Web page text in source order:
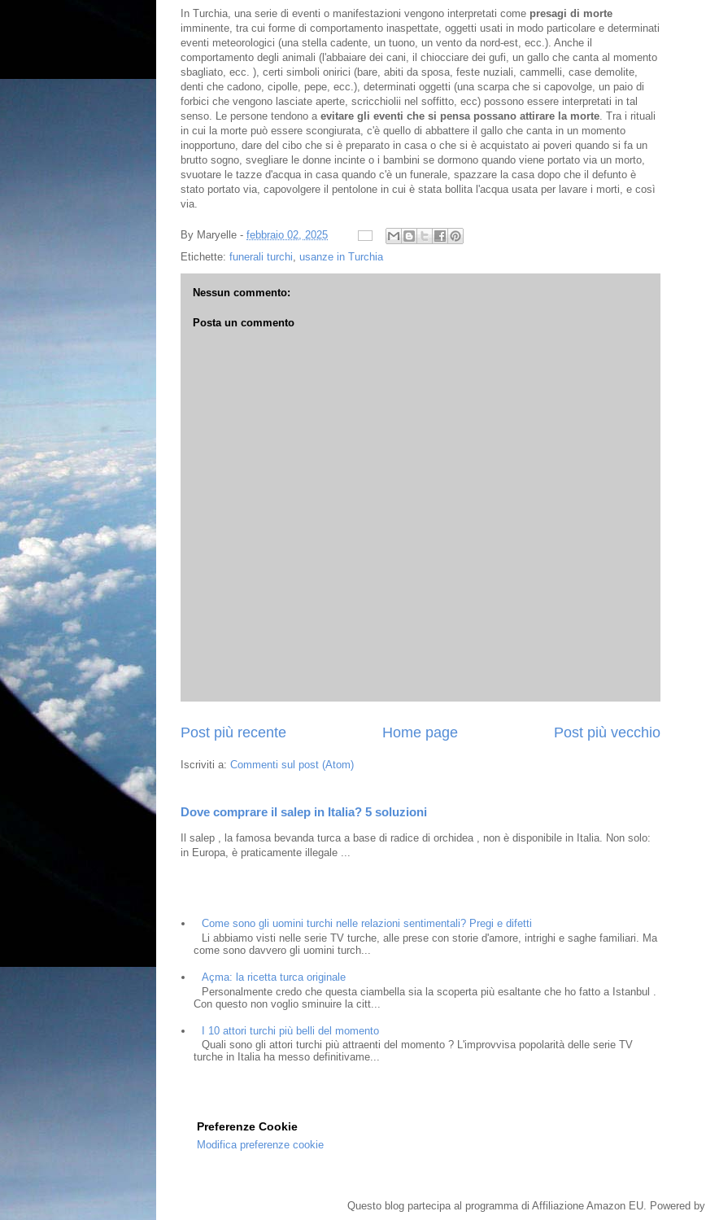
In Turchia, una serie di eventi o manifestazioni vengono interpretati come presagi di morte
imminente, tra cui forme di comportamento inaspettate, oggetti usati in modo particolare e determinati
eventi meteorologici (una stella cadente, un tuono, un vento da nord-est, ecc.). Anche il
comportamento degli animali (l'abbaiare dei cani, il chiocciare dei gufi, un gallo che canta al momento
sbagliato, ecc. ), certi simboli onirici (bare, abiti da sposa, feste nuziali, cammelli, case demolite,
denti che cadono, cipolle, pepe, ecc.), determinati oggetti (una scarpa che si capovolge, un paio di
forbici che vengono lasciate aperte, scricchiolii nel soffitto, ecc) possono essere interpretati in tal
senso. Le persone tendono aevitare gli eventi che si pensa possano attirare la morte. Tra i rituali
in cui la morte può essere scongiurata, c'è quello di abbattere il gallo che canta in un momento
inopportuno, dare del cibo che si è preparato in casa o che si è acquistato ai poveri quando si fa un
brutto sogno, svegliare le donne incinte o i bambini se dormono quando viene portato via un morto,
svuotare le tazze d'acqua in casa quando c'è un funerale, spazzare la casa dopo che il defunto è
stato portato via, capovolgere il pentolone in cui è stata bollita l'acqua usata per lavare i morti, e così
via.
By Maryelle - febbraio 02, 2025
Etichette: funerali turchi usanze in Turchia
Nessun commento:
Posta un commento
Post più recente Post più vecchio
Home page
Iscriviti a: Commenti sul post (Atom)
Dove comprare il salep in Italia? 5 soluzioni
Il salep , la famosa bevanda turca a base di radice di orchidea , non è disponibile in Italia. Non solo:
in Europa, è praticamente illegale ...
Come sono gli uomini turchi nelle relazioni sentimentali? Pregi e difetti
Li abbiamo visti nelle serie TV turche, alle prese con storie d'amore, intrighi e saghe familiari. Ma
come sono davvero gli uomini turch...
Açma: la ricetta turca originale
Personalmente credo che questa ciambella sia la scoperta più esaltante che ho fatto a Istanbul .
Con questo non voglio sminuire la citt...
I 10 attori turchi più belli del momento
Quali sono gli attori turchi più attraenti del momento ? L'improvvisa popolarità delle serie TV
turche in Italia ha messo definitivame...
Preferenze Cookie
Modifica preferenze cookie
Questo blog partecipa al programma di Affiliazione Amazon EU. Powered by